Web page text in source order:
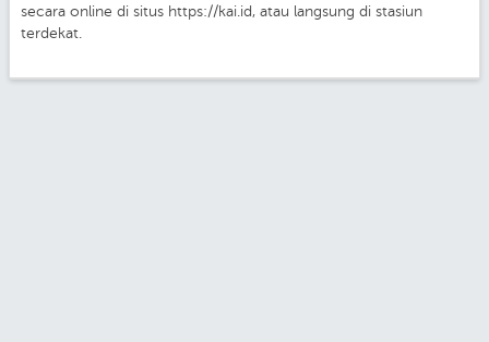
secara online di situs https://kai.id, atau langsung di stasiun
terdekat.